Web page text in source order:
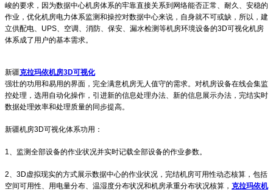
峻的要求，因为数据中心机房体系的牢靠直接关系到网络能否正常、耐久、安稳的
作业，优化机房电力体系监测和操控对数据中心来说，自身就不可或缺，所以，建
立供配电、UPS、空调、消防、保安、漏水检测等机房环境设备的3D可视化机房
体系成了用户的基本需求。
新疆克拉玛依机房3D可视化
强壮的功用和易用的界面，完全满意机房无人值守的需求。对机房设备在线会集监
控处理，选用自动化操作，引进新的信息处理办法、新的信息展示办法，完结实时
数据处理效率和处理质量的同步提高。
新疆机房3D可视化体系功用：
1、监测全部设备的作业状况并实时记载全部设备的作业参数。
2、3D虚拟现实的方式展示数据中心的作业状况，完结机房可用性动态核算，包括
空间可用性、用电量分布、温湿度分布状况和机房承重分布状况核算， 克拉玛依机